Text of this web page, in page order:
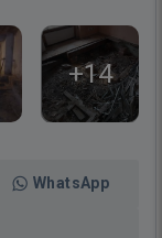
+14
WhatsApp